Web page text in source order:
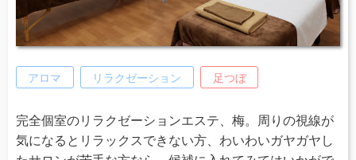
アロマ リラクゼーション 足つぼ
完全個室のリラクゼーションエステ、梅。周りの視線が
気になるとリラックスできない方、わいわいガヤガヤし